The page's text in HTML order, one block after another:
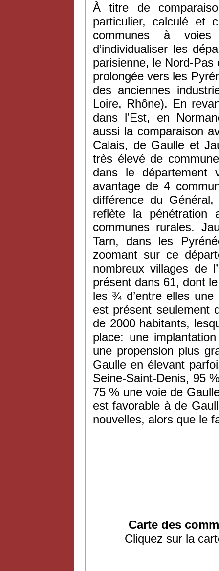
À titre de
particulier, calculé et
communes à
d’individualiser les
parisienne, le Nord-
prolongée vers les
des anciennes
Loire, Rhône). En
dans l’Est, en
aussi la comparaison
Calais, de Gaulle et
très élevé de
dans le département
avantage de 4
différence du
reflète la pénétration
communes rurales.
Tarn, dans les
zoomant sur ce
nombreux villages de
présent dans 61, dont
les ¾ d’entre elles
est présent seulement
de 2000 habitants,
place: une
une propension plus
Gaulle en élevant
Seine-Saint-Denis, 95
75 % une voie de
est favorable à de
nouvelles, alors que le
Carte des
Cliquez sur la